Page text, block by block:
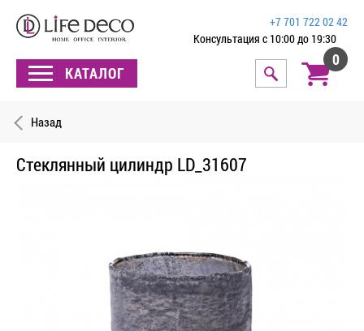
КАТАЛОГ
+7 701 722 02 42
Консультация с 10:00 до 19:30
0
Назад
Стеклянный цилиндр LD_31607